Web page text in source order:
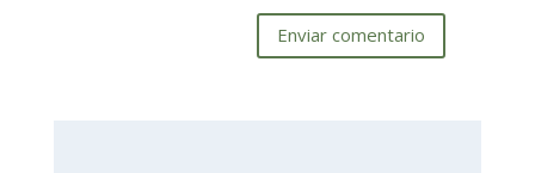
Enviar comentario